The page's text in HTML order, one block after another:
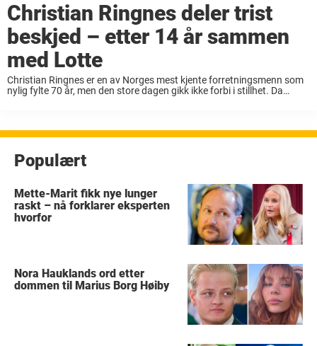
Christian Ringnes deler trist
beskjed – etter 14 år sammen
med Lotte
Christian Ringnes er en av Norges mest kjente forretningsmenn som
nylig fylte 70 år, men den store dagen gikk ikke forbi i stillhet. Da
Populært
Mette-Marit fikk nye lunger
raskt – nå forklarer eksperten
hvorfor
Nora Hauklands ord etter
dommen til Marius Borg Høiby